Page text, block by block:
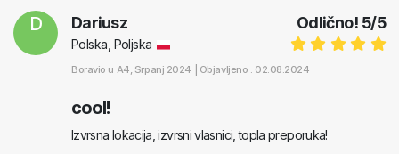
D Odlično! 5/5
Dariusz
Polska, Poljska
Boravio u A4, Srpanj 2024 | Objavljeno : 02.08.2024
cool!
Izvrsna lokacija, izvrsni vlasnici, topla preporuka!